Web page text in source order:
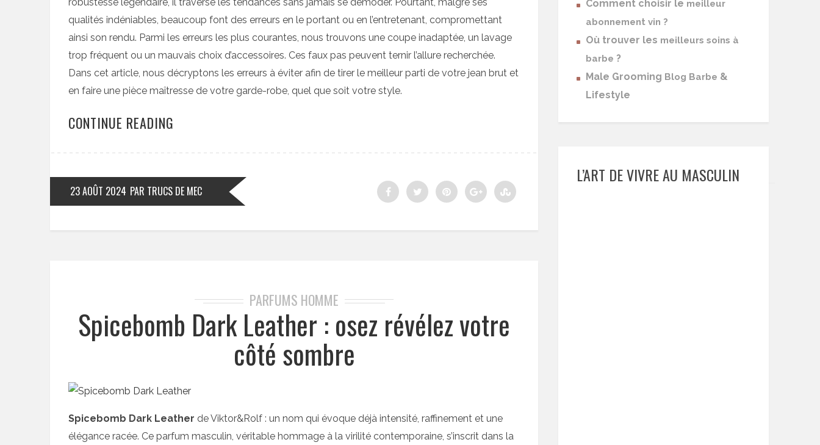
qualités indéniables, beaucoup font des erreurs en le portant ou en l’entretenant, compromettant
ainsi son rendu. Parmi les erreurs les plus courantes, nous trouvons une coupe inadaptée, un lavage
trop fréquent ou un mauvais choix d’accessoires. Ces faux pas peuvent ternir l’allure recherchée.
Dans cet article, nous décryptons les erreurs à éviter afin de tirer le meilleur parti de votre jean brut et
en faire une pièce maîtresse de votre garde-robe, quel que soit votre style.
CONTINUE READING
23 AOÛT 2024 PAR TRUCS DE MEC
PARFUMS HOMME
Spicebomb Dark Leather : osez révélez votre
côté sombre
Spicebomb Dark Leather de Viktor&Rolf : un nom qui évoque déjà intensité, raffinement et une
élégance racée. Ce parfum masculin, véritable hommage à la virilité contemporaine, s’inscrit dans la
Comment choisir le meilleur
abonnement vin ?
Où trouver les meilleurs soins à
barbe ?
Male Grooming Blog Barbe &
Lifestyle
L’ART DE VIVRE AU MASCULIN